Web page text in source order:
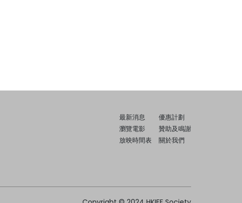
最新消息
瀏覽電影
放映時間表
優惠計劃
贊助及鳴謝
關於我們